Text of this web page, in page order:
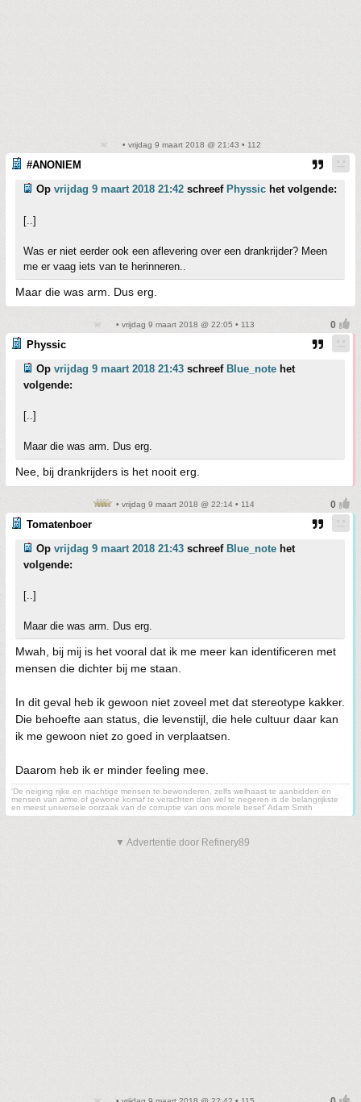
• vrijdag 9 maart 2018 @ 21:43 • 112
#ANONIEM
Op vrijdag 9 maart 2018 21:42 schreef Physsic het volgende:
[..]
Was er niet eerder ook een aflevering over een drankrijder? Meen
me er vaag iets van te herinneren..
Maar die was arm. Dus erg.
• vrijdag 9 maart 2018 @ 22:05 • 113
Physsic
Op vrijdag 9 maart 2018 21:43 schreef Blue_note het
volgende:
[..]
Maar die was arm. Dus erg.
Nee, bij drankrijders is het nooit erg.
• vrijdag 9 maart 2018 @ 22:14 • 114
Tomatenboer
Op vrijdag 9 maart 2018 21:43 schreef Blue_note het
volgende:
[..]
Maar die was arm. Dus erg.
Mwah, bij mij is het vooral dat ik me meer kan identificeren met
mensen die dichter bij me staan.
In dit geval heb ik gewoon niet zoveel met dat stereotype kakker.
Die behoefte aan status, die levenstijl, die hele cultuur daar kan
ik me gewoon niet zo goed in verplaatsen.
Daarom heb ik er minder feeling mee.
'De neiging rijke en machtige mensen te bewonderen, zelfs welhaast te aanbidden en
mensen van arme of gewone komaf te verachten dan wel te negeren is de belangrijkste
en meest universele oorzaak van de corruptie van ons morele besef' Adam Smith
▼ Advertentie door Refinery89